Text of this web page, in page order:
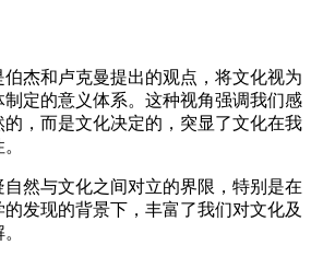
杰和卢克曼提出的观点，将文化视为
定的意义体系。这种视角强调我们感
，而是文化决定的，突显了文化在我
然与文化之间对立的界限，特别是在
发现的背景下，丰富了我们对文化及